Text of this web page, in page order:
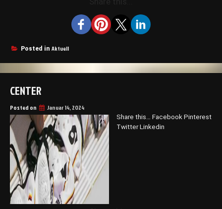
Posted in Aktuell
CENTER
Posted on Januar 14, 2024
Share this… Facebook Pinterest
Twitter Linkedin